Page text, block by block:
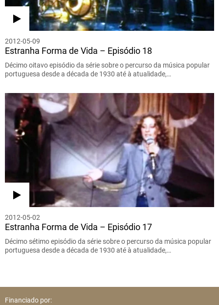
2012-05-09
Estranha Forma de Vida – Episódio 18
Décimo oitavo episódio da série sobre o percurso da música popular
portuguesa desde a década de 1930 até à atualidade,…
2012-05-02
Estranha Forma de Vida – Episódio 17
Décimo sétimo episódio da série sobre o percurso da música popular
portuguesa desde a década de 1930 até à atualidade,…
Financiado por: